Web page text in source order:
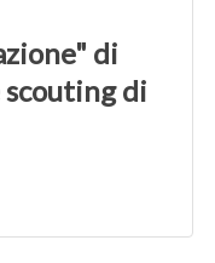
di
di